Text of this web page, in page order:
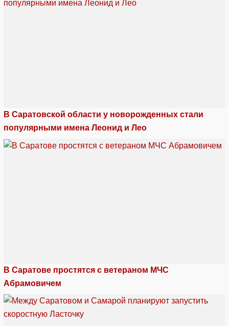
В Саратовской области у новорожденных стали
популярными имена Леонид и Лео
В Саратове простятся с ветераном МЧС
Абрамовичем